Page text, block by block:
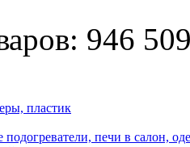
946
пластик
печи в салон,